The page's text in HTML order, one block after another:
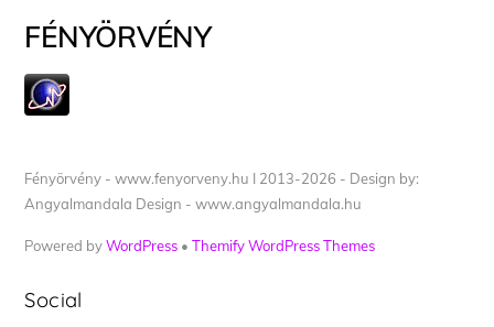
FÉNYÖRVÉNY
Fényörvény - www.fenyorveny.hu I 2013-2026 - Design by:
Angyalmandala Design - www.angyalmandala.hu
Powered byWordPress •Themify WordPress Themes
Social